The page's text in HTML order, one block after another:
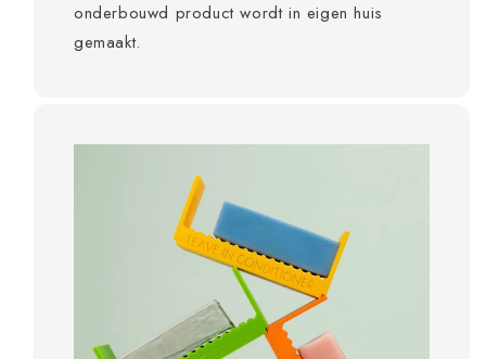
onderbouwd product wordt in eigen huis
gemaakt.